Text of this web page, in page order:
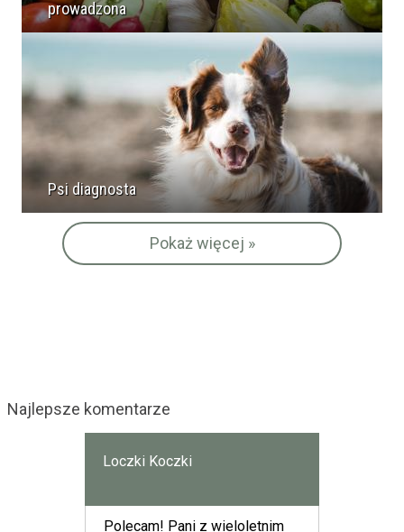
prowadzona
Psi diagnosta
Pokaż więcej »
Najlepsze komentarze
Loczki Koczki
Polecam! Pani z wieloletnim